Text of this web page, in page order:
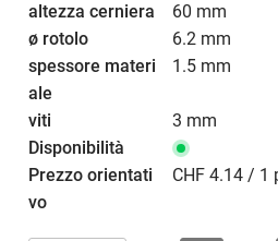
60 mm
6.2 mm
1.5 mm
3 mm
CHF 4.14 / 1